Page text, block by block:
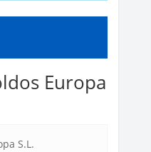
Europa
S.L.